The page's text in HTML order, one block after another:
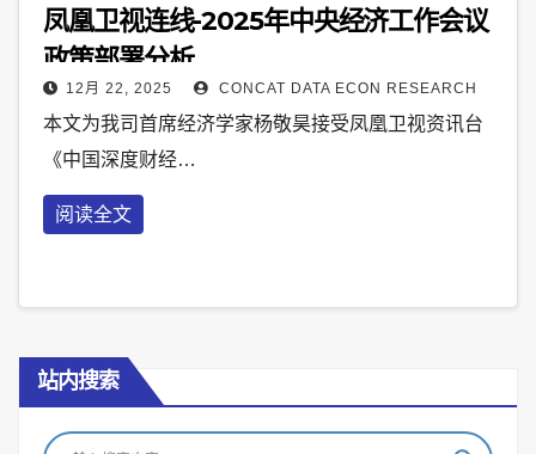
凤凰卫视连线-2025年中央经济工作会议
政策部署分析
12月 22, 2025 CONCAT DATA ECON RESEARCH
本文为我司首席经济学家杨敬昊接受凤凰卫视资讯台
《中国深度财经…
阅读全文
站内搜索